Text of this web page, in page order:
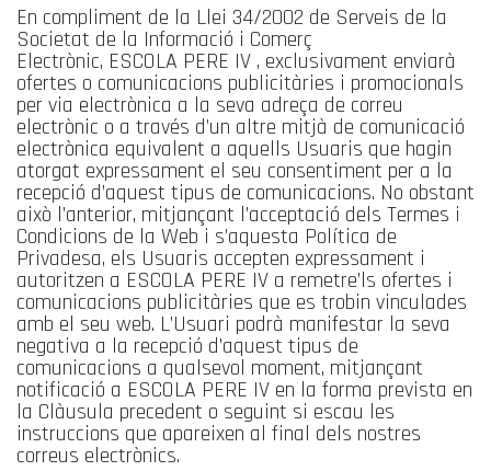
En compliment de la Llei 34/2002 de Serveis de la
Societat de la Informació i Comerç
Electrònic, ESCOLA PERE IV , exclusivament enviarà
ofertes o comunicacions publicitàries i promocionals
per via electrònica a la seva adreça de correu
electrònic o a través d’un altre mitjà de comunicació
electrònica equivalent a aquells Usuaris que hagin
atorgat expressament el seu consentiment per a la
recepció d’aquest tipus de comunicacions. No obstant
això l’anterior, mitjançant l’acceptació dels Termes i
Condicions de la Web i s’aquesta Política de
Privadesa, els Usuaris accepten expressament i
autoritzen a ESCOLA PERE IV a remetre’ls ofertes i
comunicacions publicitàries que es trobin vinculades
amb el seu web. L’Usuari podrà manifestar la seva
negativa a la recepció d’aquest tipus de
comunicacions a qualsevol moment, mitjançant
notificació a ESCOLA PERE IV en la forma prevista en
la Clàusula precedent o seguint si escau les
instruccions que apareixen al final dels nostres
correus electrònics.